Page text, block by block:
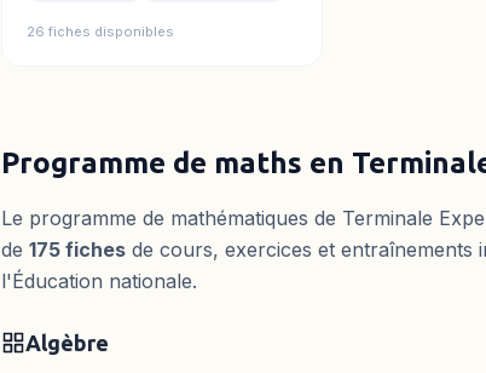
26 fiches disponibles
Programme de maths en
Le programme de mathématiques de Terminale
de 175 fiches de cours, exercices et
l'Éducation nationale.
Algèbre